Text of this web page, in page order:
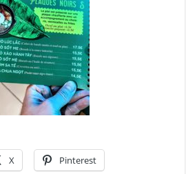
X Pinterest